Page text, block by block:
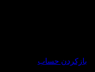
بازکردن حساب